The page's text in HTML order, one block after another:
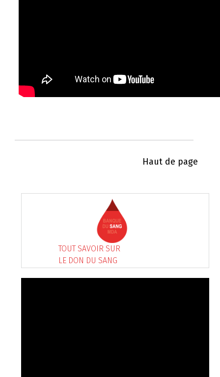
Haut de page
TOUT SAVOIR SUR
LE DON DU SANG